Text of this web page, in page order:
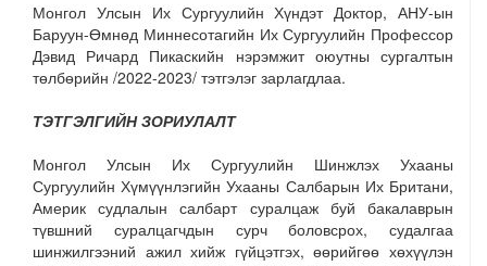
Монгол Улсын Их Сургуулийн Хүндэт Доктор, АНУ-ын
Баруун-Өмнөд Миннесотагийн Их Сургуулийн Профессор
Дэвид Ричард Пикаскийн нэрэмжит оюутны сургалтын
төлбөрийн /2022-2023/ тэтгэлэг зарлагдлаа.
ТЭТГЭЛГИЙН ЗОРИУЛАЛТ
Монгол Улсын Их Сургуулийн Шинжлэх Ухааны
Сургуулийн Хүмүүнлэгийн Ухааны Салбарын Их Британи,
Америк судлалын салбарт суралцаж буй бакалаврын
түвшний суралцагчдын сурч боловсрох, судалгаа
шинжилгээний ажил хийж гүйцэтгэх, өөрийгөө хөхүүлэн